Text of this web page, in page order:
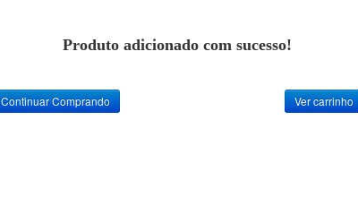
Produto adicionado com sucesso!
Continuar Comprando Ver carrinho